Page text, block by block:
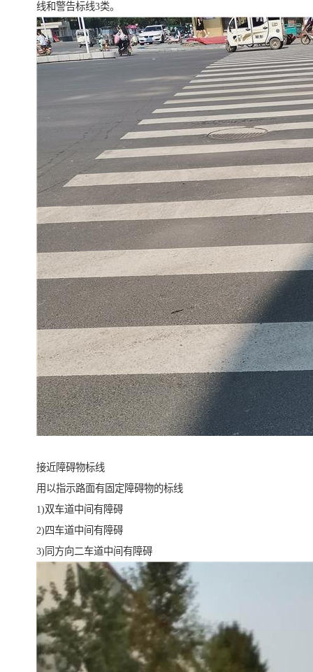
线和警告标线3类。
接近障碍物标线
用以指示路面有固定障碍物的标线
1)双车道中间有障碍
2)四车道中间有障碍
3)同方向二车道中间有障碍